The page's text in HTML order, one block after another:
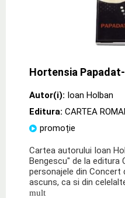
Hortensia
Autor(i): Ioan Holban
Editura: CARTEA
promoție
Cartea autorului Ioan
Bengescu" de la editura
personajele din Concert
ascuns, ca si din
mult